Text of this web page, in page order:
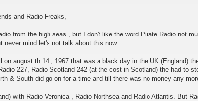
and Radio Freaks,
from the high seas , but I don't like the word Pirate Radio not
never mind let's not talk about this now.
august th 14 , 1967 that was a black day in the UK (England) the
227, Radio Scotland 242 (at the cost in Scotland) the had to
& South did go on for a time and till there was no money any
with Radio Veronica , Radio Northsea and Radio Atlantis. But